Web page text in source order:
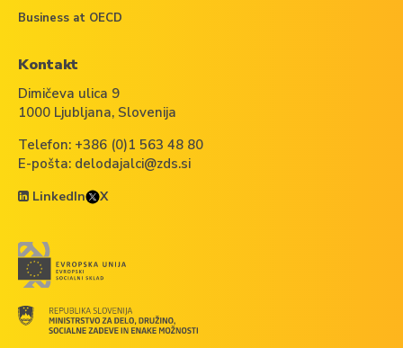
Business at OECD
Kontakt
Dimičeva ulica 9
1000 Ljubljana, Slovenija
Telefon: +386 (0)1 563 48 80
E-pošta: delodajalci@zds.si
LinkedIn X